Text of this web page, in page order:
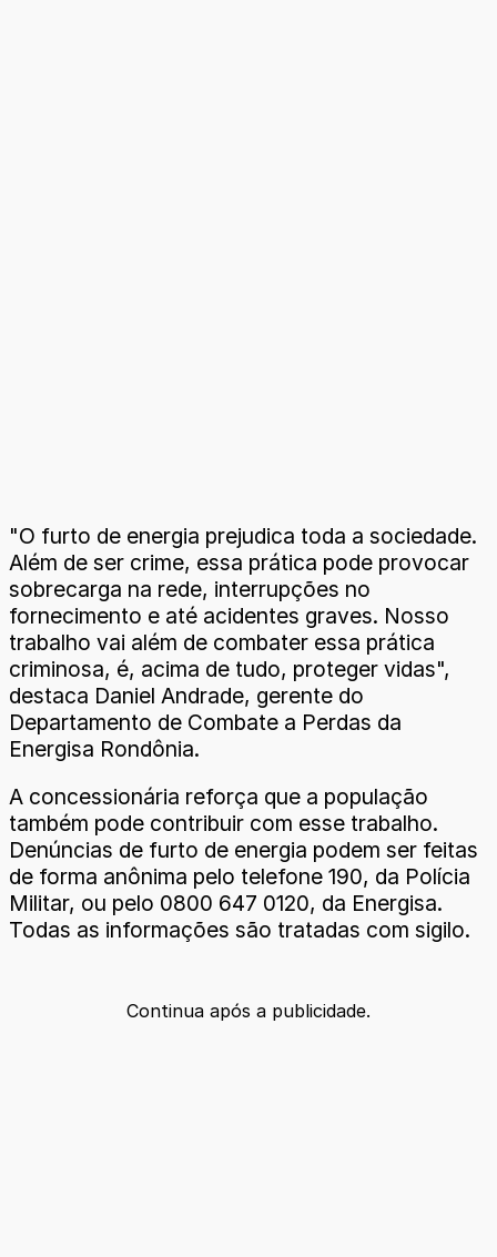
"O furto de energia prejudica toda a sociedade.
Além de ser crime, essa prática pode provocar
sobrecarga na rede, interrupções no
fornecimento e até acidentes graves. Nosso
trabalho vai além de combater essa prática
criminosa, é, acima de tudo, proteger vidas",
destaca Daniel Andrade, gerente do
Departamento de Combate a Perdas da
Energisa Rondônia.
A concessionária reforça que a população
também pode contribuir com esse trabalho.
Denúncias de furto de energia podem ser feitas
de forma anônima pelo telefone 190, da Polícia
Militar, ou pelo 0800 647 0120, da Energisa.
Todas as informações são tratadas com sigilo.
Continua após a publicidade.